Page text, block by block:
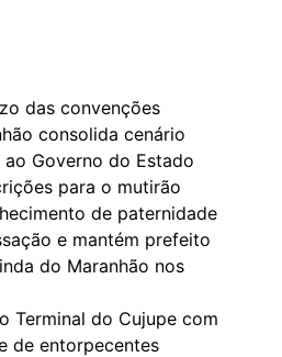
das convenções
consolida cenário
Governo do Estado
para o mutirão
de paternidade
e mantém prefeito
do Maranhão nos
Terminal do Cujupe com
de entorpecentes